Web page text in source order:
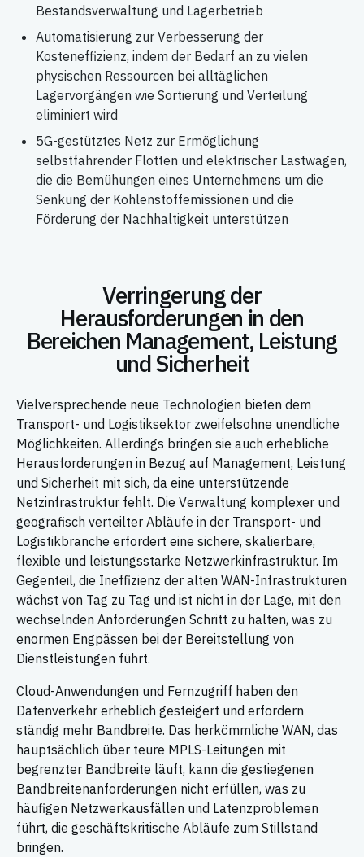
Bestandsverwaltung und Lagerbetrieb
Automatisierung zur Verbesserung der
Kosteneffizienz, indem der Bedarf an zu vielen
physischen Ressourcen bei alltäglichen
Lagervorgängen wie Sortierung und Verteilung
eliminiert wird
5G-gestütztes Netz zur Ermöglichung
selbstfahrender Flotten und elektrischer Lastwagen,
die die Bemühungen eines Unternehmens um die
Senkung der Kohlenstoffemissionen und die
Förderung der Nachhaltigkeit unterstützen
Verringerung der
Herausforderungen in den
Bereichen Management, Leistung
und Sicherheit
Vielversprechende neue Technologien bieten dem
Transport- und Logistiksektor zweifelsohne unendliche
Möglichkeiten. Allerdings bringen sie auch erhebliche
Herausforderungen in Bezug auf Management, Leistung
und Sicherheit mit sich, da eine unterstützende
Netzinfrastruktur fehlt. Die Verwaltung komplexer und
geografisch verteilter Abläufe in der Transport- und
Logistikbranche erfordert eine sichere, skalierbare,
flexible und leistungsstarke Netzwerkinfrastruktur. Im
Gegenteil, die Ineffizienz der alten WAN-Infrastrukturen
wächst von Tag zu Tag und ist nicht in der Lage, mit den
wechselnden Anforderungen Schritt zu halten, was zu
enormen Engpässen bei der Bereitstellung von
Dienstleistungen führt.
Cloud-Anwendungen und Fernzugriff haben den
Datenverkehr erheblich gesteigert und erfordern
ständig mehr Bandbreite. Das herkömmliche WAN, das
hauptsächlich über teure MPLS-Leitungen mit
begrenzter Bandbreite läuft, kann die gestiegenen
Bandbreitenanforderungen nicht erfüllen, was zu
häufigen Netzwerkausfällen und Latenzproblemen
führt, die geschäftskritische Abläufe zum Stillstand
bringen.